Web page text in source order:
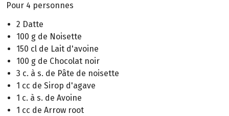
Pour 4 personnes
2 Datte
100 g de Noisette
150 cl de Lait d'avoine
100 g de Chocolat noir
3 c. à s. de Pâte de noisette
1 cc de Sirop d'agave
1 c. à s. de Avoine
1 cc de Arrow root